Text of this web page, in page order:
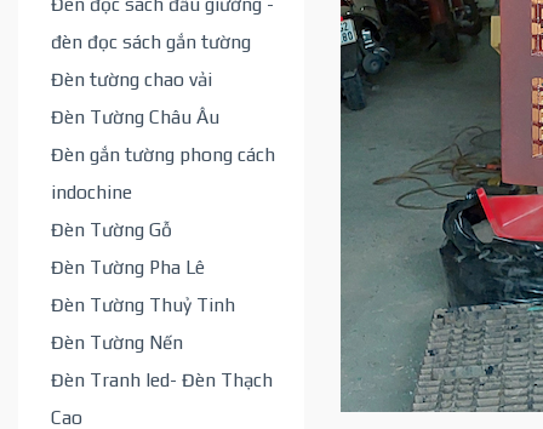
đèn đọc sách gắn tường
Đèn tường chao vải
Đèn Tường Châu Âu
Đèn gắn tường phong cách
indochine
Đèn Tường Gỗ
Đèn Tường Pha Lê
Đèn Tường Thuỷ Tinh
Đèn Tường Nến
Đèn Tranh led- Đèn Thạch
Cao